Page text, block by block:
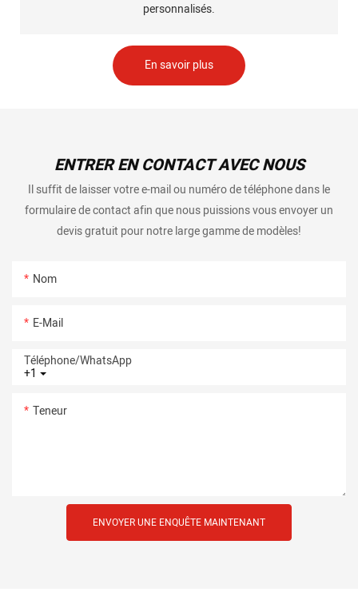
personnalisés.
En savoir plus
ENTRER EN CONTACT AVEC NOUS
Il suffit de laisser votre e-mail ou numéro de téléphone dans le
formulaire de contact afin que nous puissions vous envoyer un
devis gratuit pour notre large gamme de modèles!
Nom
E-Mail
+1
Téléphone/WhatsApp
Teneur
ENVOYER UNE ENQUÊTE MAINTENANT